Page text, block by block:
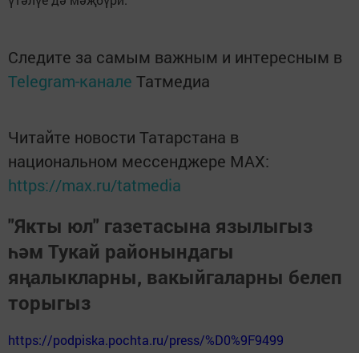
Следите за самым важным и интересным в
Telegram-канале Татмедиа
Читайте новости Татарстана в
национальном мессенджере MАХ:
https://max.ru/tatmedia
"Якты юл" газетасына язылыгыз
һәм Тукай районындагы
яңалыкларны, вакыйгаларны белеп
торыгыз
https://podpiska.pochta.ru/press/%D0%9F9499